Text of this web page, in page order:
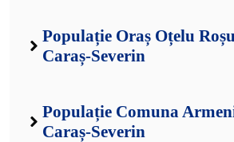
Populație Oraș Oțelu
Caraș-Severin
Populație Comuna
Caraș-Severin